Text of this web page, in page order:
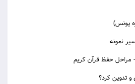
یونس)
نمونه
مراحل حفظ قرآن کریم
تدوين كرد؟